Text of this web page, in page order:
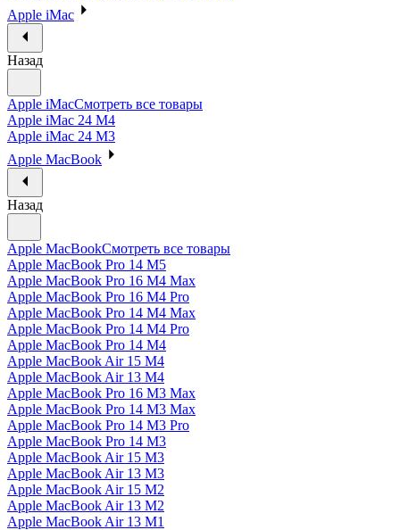
Apple iMac
Назад
Apple iMacСмотреть все товары
Apple iMac 24 M4
Apple iMac 24 M3
Apple MacBook
Назад
Apple MacBookСмотреть все товары
Apple MacBook Pro 14 M5
Apple MacBook Pro 16 M4 Max
Apple MacBook Pro 16 M4 Pro
Apple MacBook Pro 14 M4 Max
Apple MacBook Pro 14 M4 Pro
Apple MacBook Pro 14 M4
Apple MacBook Air 15 M4
Apple MacBook Air 13 M4
Apple MacBook Pro 16 M3 Max
Apple MacBook Pro 14 M3 Max
Apple MacBook Pro 14 M3 Pro
Apple MacBook Pro 14 M3
Apple MacBook Air 15 M3
Apple MacBook Air 13 M3
Apple MacBook Air 15 M2
Apple MacBook Air 13 M2
Apple MacBook Air 13 M1